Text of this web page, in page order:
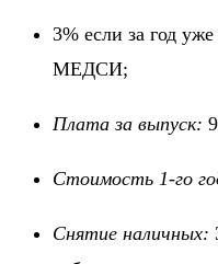
3% если за год
МЕДСИ;
Плата за выпуск:
Стоимость 1-го
Снятие наличных: